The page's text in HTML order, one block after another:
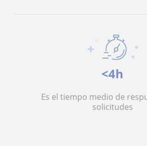
<4h
Es el tiempo medio de
solicitudes